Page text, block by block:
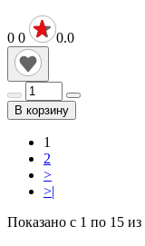
0 0 0.0
В корзину
1
2
>
>|
Показано с 1 по 15